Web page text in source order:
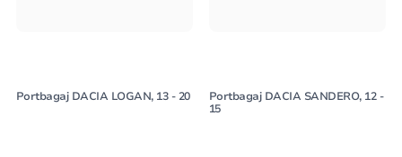
Portbagaj DACIA LOGAN, 13 - 20
Portbagaj DACIA SANDERO, 12 -
15